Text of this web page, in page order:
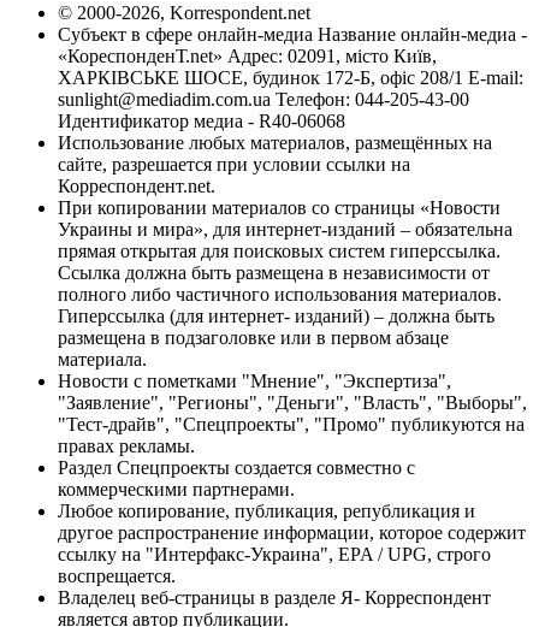
© 2000-2026, Korrespondent.net
Субъект в сфере онлайн-медиа Название онлайн-медиа -
«КореспонденТ.net» Адрес: 02091, місто Київ,
ХАРКІВСЬКЕ ШОСЕ, будинок 172-Б, офіс 208/1 E-mail:
sunlight@mediadim.com.ua Телефон: 044-205-43-00
Идентификатор медиа - R40-06068
Использование любых материалов, размещённых на
сайте, разрешается при условии ссылки на
Корреспондент.net.
При копировании материалов со страницы «Новости
Украины и мира», для интернет-изданий – обязательна
прямая открытая для поисковых систем гиперссылка.
Ссылка должна быть размещена в независимости от
полного либо частичного использования материалов.
Гиперссылка (для интернет- изданий) – должна быть
размещена в подзаголовке или в первом абзаце
материала.
Новости с пометками "Мнение", "Экспертиза",
"Заявление", "Регионы", "Деньги", "Власть", "Выборы",
"Тест-драйв", "Спецпроекты", "Промо" публикуются на
правах рекламы.
Раздел Спецпроекты создается совместно с
коммерческими партнерами.
Любое копирование, публикация, републикация и
другое распространение информации, которое содержит
ссылку на "Интерфакс-Украина", EPA / UPG, строго
воспрещается.
Владелец веб-страницы в разделе Я- Корреспондент
является автор публикации.